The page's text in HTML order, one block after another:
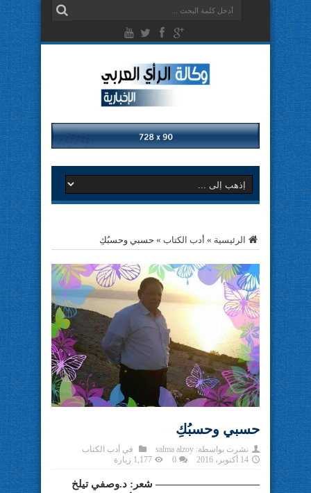
الرئيسية » أدب الكتاب » حسبي وحسبُكِ
حسبي وحسبُكِ
نشرت بواسطة: salma alzoy في أدب الكتاب
14 أكتوبر، 2016
0 1,177 زيارة
—————————— شعر: د.وصفي تيلخ